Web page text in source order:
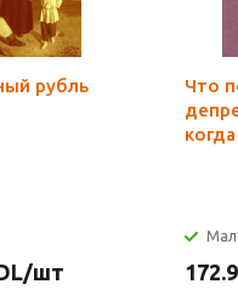
рубль
/шт
Что